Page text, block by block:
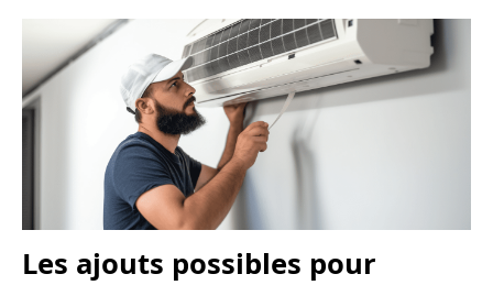
Les ajouts possibles pour